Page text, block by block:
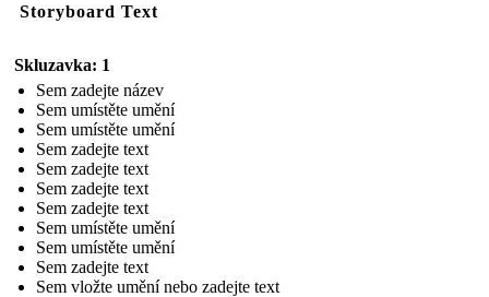
Storyboard Text
Skluzavka: 1
Sem zadejte název
Sem umístěte umění
Sem umístěte umění
Sem zadejte text
Sem zadejte text
Sem zadejte text
Sem zadejte text
Sem umístěte umění
Sem umístěte umění
Sem zadejte text
Sem vložte umění nebo zadejte text